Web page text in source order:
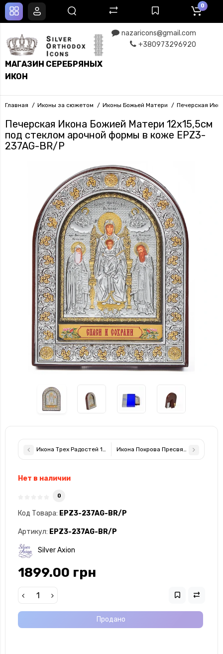
МАГАЗИН СЕРЕБРЯНЫХ
ИКОН
nazaricons@gmail.com
+380973296920
0
Главная Иконы за сюжетом Иконы Божьей Матери Печерская
Печерская Икона Божией Матери 12х15,5см
под стеклом арочной формы в коже EPZ3-
237AG-BR/P
Икона Трех Радостей 12х15,5см под стеклом арочной формы в
Икона Покрова Пресвятой
Нет в наличии
0
Код Товара: EPZ3-237AG-BR/P
Артикул: EPZ3-237AG-BR/P
Silver Axion
1899.00 грн
Продано